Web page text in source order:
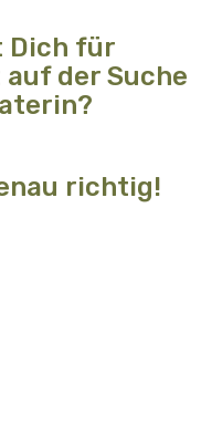
Dich für
der Suche
richtig!